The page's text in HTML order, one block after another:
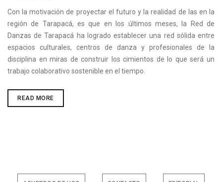
Con la motivación de proyectar el futuro y la realidad de las en la
región de Tarapacá, es que en los últimos meses, la Red de
Danzas de Tarapacá ha logrado establecer una red sólida entre
espacios culturales, centros de danza y profesionales de la
disciplina en miras de construir los cimientos de lo que será un
trabajo colaborativo sostenible en el tiempo.
READ MORERED
DE
PARA
LA